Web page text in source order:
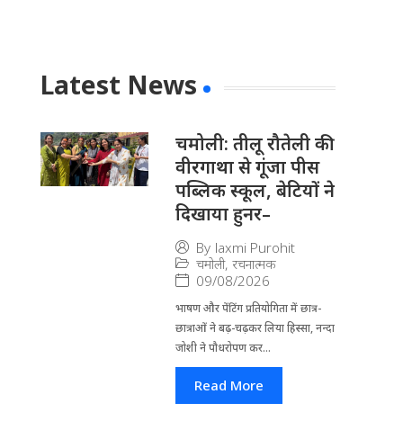
Latest News
चमोली: तीलू रौतेली की
वीरगाथा से गूंजा पीस
पब्लिक स्कूल, बेटियों ने
दिखाया हुनर–
By laxmi Purohit
चमोली, रचनात्मक
09/08/2026
भाषण और पेंटिंग प्रतियोगिता में छात्र-
छात्राओं ने बढ़-चढ़कर लिया हिस्सा, नन्दा
जोशी ने पौधरोपण कर...
Read More